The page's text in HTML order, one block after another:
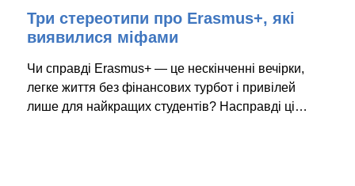
Три стереотипи про Erasmus+, які
виявилися міфами
Чи справді Erasmus+ — це нескінченні вечірки,
легке життя без фінансових турбот і привілей
лише для найкращих студентів? Насправді ці…